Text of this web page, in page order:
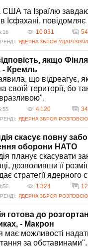
США та Ізраїлю
в Ісфахані,
10 031 54
ЯДЕРНА ЗБРОЯ УДАР
якщо
- Кремль
що відреагує,
своїй території, бо
4 120 34
ЯДЕРНА ЗБРОЯ
скасує повну
оборони НАТО
планує скасувати
дозволивши її
стратегії
1 324 12
ЯДЕРНА ЗБРОЯ
готова до
- Макрон
має можливості
за обставинами".